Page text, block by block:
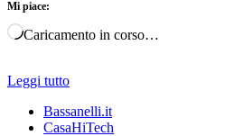
Mi piace:
Caricamento in corso…
Leggi tutto
Bassanelli.it
CasaHiTech